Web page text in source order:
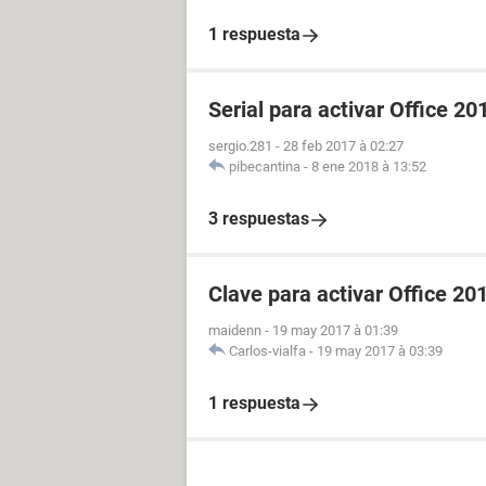
1 respuesta
Serial para activar Office
sergio.281 - 28 feb 2017 à 02:27
pibecantina - 8 ene 2018 à 13:52
3 respuestas
Clave para activar Office
maidenn - 19 may 2017 à 01:39
Carlos-vialfa - 19 may 2017 à 03:39
1 respuesta